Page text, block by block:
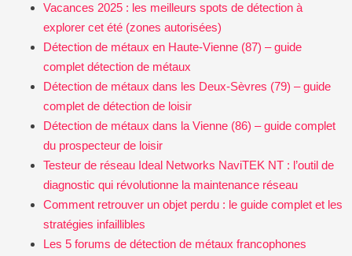
Vacances 2025 : les meilleurs spots de détection à
explorer cet été (zones autorisées)
Détection de métaux en Haute-Vienne (87) – guide
complet détection de métaux
Détection de métaux dans les Deux-Sèvres (79) – guide
complet de détection de loisir
Détection de métaux dans la Vienne (86) – guide complet
du prospecteur de loisir
Testeur de réseau Ideal Networks NaviTEK NT : l’outil de
diagnostic qui révolutionne la maintenance réseau
Comment retrouver un objet perdu : le guide complet et les
stratégies infaillibles
Les 5 forums de détection de métaux francophones